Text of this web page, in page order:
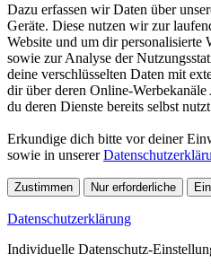
Dazu erfassen wir Daten über
Geräte. Diese nutzen wir zur
Website und um dir personalisierte
sowie zur Analyse der
deine verschlüsselten Daten mit
dir über deren Online-
du deren Dienste bereits selbst
Erkundige dich bitte vor deiner
sowie in unserer
Zustimmen Nur erforderliche
Datenschutzerklärung
Individuelle Datenschutz-